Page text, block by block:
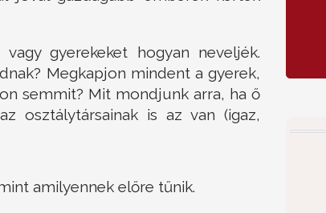
gyerekeket hogyan neveljék.
Megkapjon mindent a gyerek,
semmit? Mit mondjunk arra, ha ő
osztálytársainak is az van (igaz,
amilyennek előre tűnik.